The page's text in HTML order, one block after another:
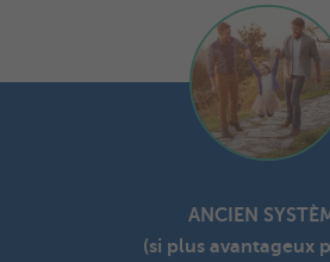
ANCIEN
(si plus avantageux